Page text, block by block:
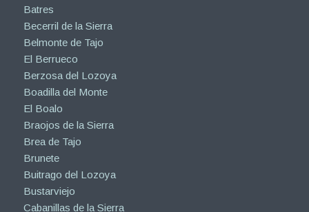
Batres
Becerril de la Sierra
Belmonte de Tajo
El Berrueco
Berzosa del Lozoya
Boadilla del Monte
El Boalo
Braojos de la Sierra
Brea de Tajo
Brunete
Buitrago del Lozoya
Bustarviejo
Cabanillas de la Sierra